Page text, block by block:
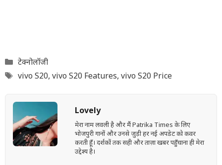
Categories
टेक्नोलॉजी
Tags
vivo S20, vivo S20 Features, vivo S20 Price
Lovely
मेरा नाम लवली है और मैं Patrika Times के लिए
भोजपुरी गानों और उनसे जुड़ी हर नई अपडेट को कवर
करती हूँ। दर्शकों तक सही और ताज़ा खबर पहुँचाना ही मेरा
उद्देश्य है।